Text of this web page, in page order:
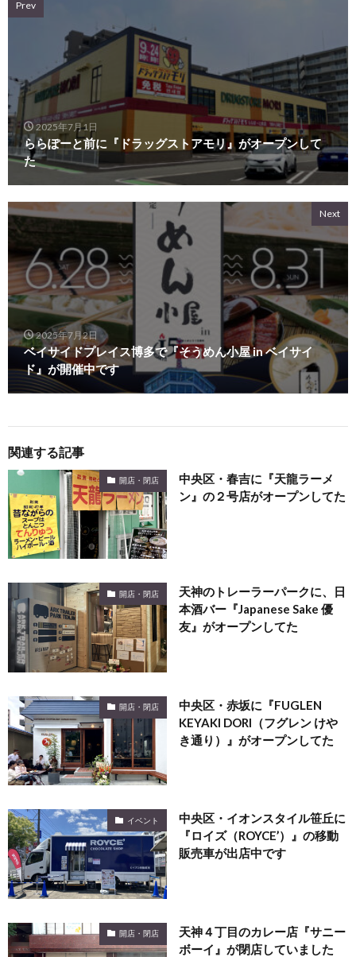
Prev
2025年7月1日
ららぽーと前に『ドラッグストアモリ』がオープンして
た
Next
2025年7月2日
ベイサイドプレイス博多で『そうめん小屋 in ベイサイ
ド』が開催中です
関連する記事
開店・閉店
中央区・春吉に『天龍ラーメ
ン』の２号店がオープンしてた
開店・閉店
天神のトレーラーパークに、日
本酒バー『Japanese Sake 優
友』がオープンしてた
開店・閉店
中央区・赤坂に『FUGLEN
KEYAKI DORI（フグレン けや
き通り）』がオープンしてた
イベント
中央区・イオンスタイル笹丘に
『ロイズ（ROYCE’）』の移動
販売車が出店中です
開店・閉店
天神４丁目のカレー店『サニー
ボーイ』が閉店していました